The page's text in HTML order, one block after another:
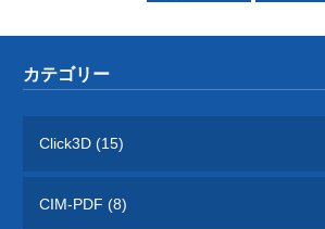
カテゴリー
Click3D (15)
CIM-PDF (8)